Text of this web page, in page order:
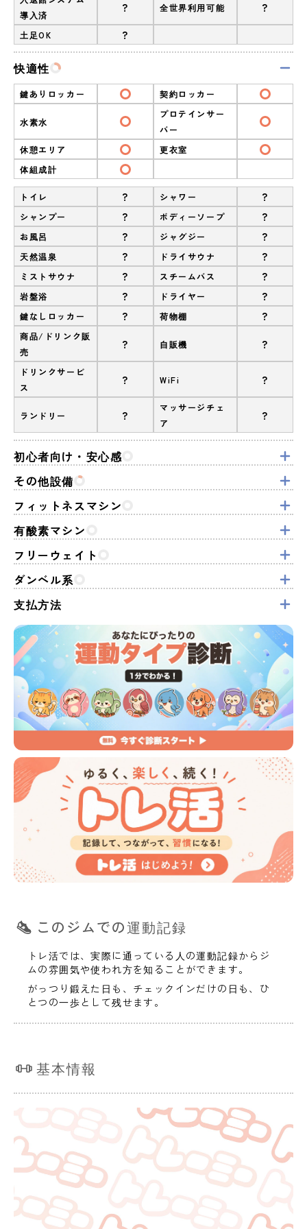
導入済
? 全世界利用可能 ?
土足OK ?
快適性
鍵ありロッカー 契約ロッカー
水素水
プロテインサー
バー
休憩エリア
更衣室
体組成計
トイレ ? シャワー ?
シャンプー ? ボディーソープ ?
お風呂 ? ジャグジー ?
天然温泉 ? ドライサウナ ?
ミストサウナ ? スチームバス ?
岩盤浴 ? ドライヤー ?
鍵なしロッカー ? 荷物棚 ?
商品/ドリンク販
売
? 自販機 ?
ドリンクサービ
ス
? WiFi ?
ランドリー ?
マッサージチェ
ア
?
初心者向け・安心感
その他設備
フィットネスマシン
有酸素マシン
フリーウェイト
ダンベル系
支払方法
このジムでの運動記録
トレ活では、実際に通っている人の運動記録からジ
ムの雰囲気や使われ方を知ることができます。
がっつり鍛えた日も、チェックインだけの日も、ひ
とつの一歩として残せます。
基本情報